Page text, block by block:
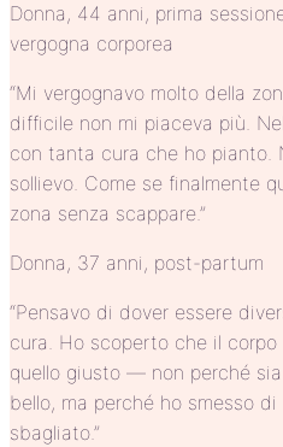
Donna, 44 anni, prima
vergogna corporea
“Mi vergognavo molto della
difficile non mi piaceva più.
con tanta cura che ho
sollievo. Come se finalmente
zona senza scappare.”
Donna, 37 anni, post-partum
“Pensavo di dover essere
cura. Ho scoperto che il
quello giusto — non perché
bello, ma perché ho smesso
sbagliato.”